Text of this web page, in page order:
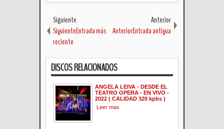
Siguiente
SiguienteEntrada más
reciente
Anterior
AnteriorEntrada antigua
DISCOS RELACIONADOS
ANGELA LEIVA - DESDE EL
TEATRO OPERA - EN VIVO -
2022 ( CALIDAD 320 kpbs )
Leer mas